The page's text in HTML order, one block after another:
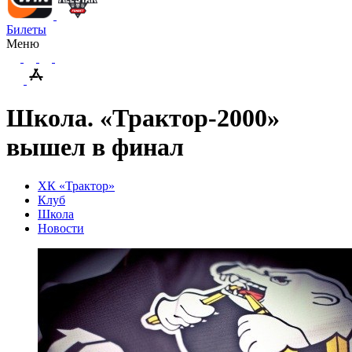
Билеты
Меню
Школа. «Трактор-2000»
вышел в финал
ХК «Трактор»
Клуб
Школа
Новости